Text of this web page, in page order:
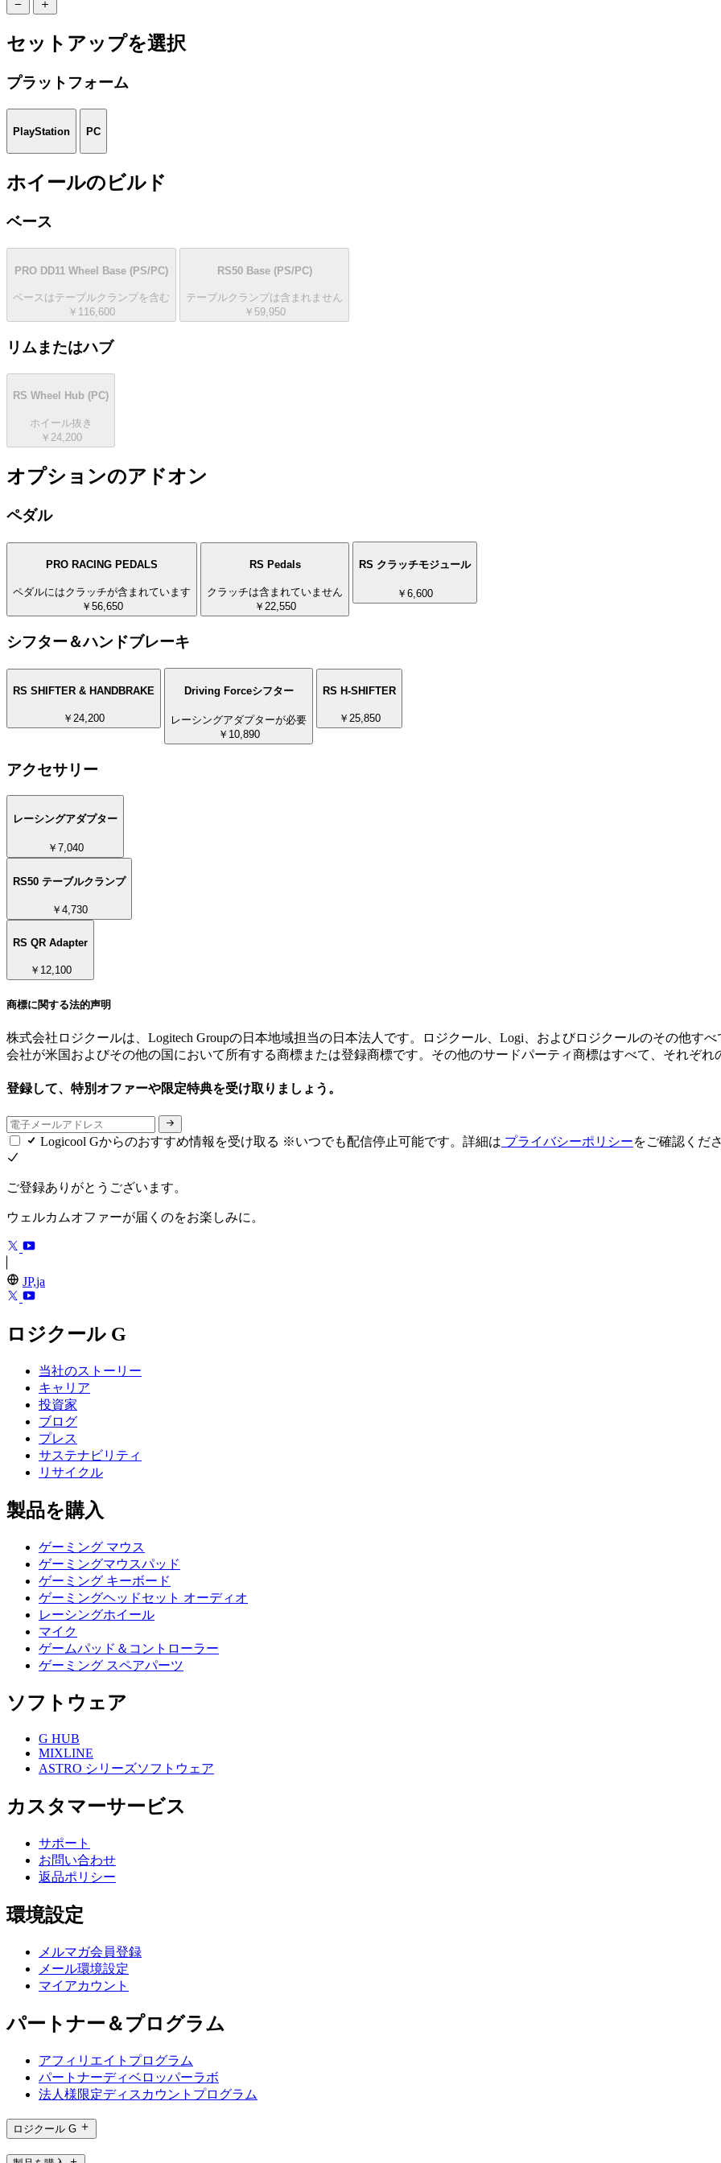
セットアップを選択
プラットフォーム
PlayStation PC
ホイールのビルド
ベース
PRO DD11 Wheel Base (PS/PC)
ベースはテーブルクランプを含む
￥116,600
RS50 Base (PS/PC)
テーブルクランプは含まれません
￥59,950
リムまたはハブ
RS Wheel Hub (PC)
ホイール抜き
￥24,200
オプションのアドオン
ペダル
PRO RACING PEDALS
ペダルにはクラッチが含まれています
￥56,650
RS Pedals
クラッチは含まれていません
￥22,550
RS クラッチモジュール
￥6,600
シフター＆ハンドブレーキ
RS SHIFTER & HANDBRAKE
￥24,200
Driving Forceシフター
レーシングアダプターが必要
￥10,890
RS H-SHIFTER
￥25,850
アクセサリー
レーシングアダプター
￥7,040
RS50 テーブルクランプ
￥4,730
RS QR Adapter
￥12,100
商標に関する法的声明
株式会社ロジクールは、Logitech Groupの日本地域担当の日本法人です。ロジクール、Logi、およびロジクールのその他す
会社が米国およびその他の国において所有する商標または登録商標です。その他のサードパーティ商標はすべて、それぞ
登録して、特別オファーや限定特典を受け取りましょう。
Logicool Gからのおすすめ情報を受け取る ※いつでも配信停止可能です。詳細は プライバシーポリシーをご確認くだ
ご登録ありがとうございます。
ウェルカムオファーが届くのをお楽しみに。
JP,ja
ロジクール G
当社のストーリー
キャリア
投資家
ブログ
プレス
サステナビリティ
リサイクル
製品を購入
ゲーミング マウス
ゲーミングマウスパッド
ゲーミング キーボード
ゲーミングヘッドセット オーディオ
レーシングホイール
マイク
ゲームパッド＆コントローラー
ゲーミング スペアパーツ
ソフトウェア
G HUB
MIXLINE
ASTRO シリーズソフトウェア
カスタマーサービス
サポート
お問い合わせ
返品ポリシー
環境設定
メルマガ会員登録
メール環境設定
マイアカウント
パートナー＆プログラム
アフィリエイトプログラム
パートナーディベロッパーラボ
法人様限定ディスカウントプログラム
ロジクール G